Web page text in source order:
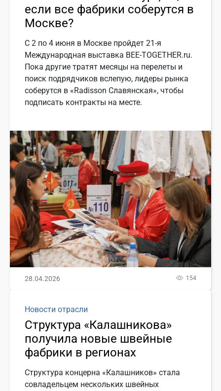
если все фабрики соберутся в
Москве?
С 2 по 4 июня в Москве пройдет 21-я
Международная выставка BEE-TOGETHER.ru.
Пока другие тратят месяцы на перелеты и
поиск подрядчиков вслепую, лидеры рынка
соберутся в «Radisson Славянская», чтобы
подписать контракты на месте.
28.04.2026 154
Новости отрасли
Структура «Калашникова»
получила новые швейные
фабрики в регионах
Структура концерна «Калашников» стала
совладельцем нескольких швейных